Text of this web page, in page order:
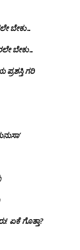
ಬೇಕು…
ಬೇಕು…
ಪ್ರಶಸ್ತಿ ಗರಿ
ಏಕೆ ಗೊತ್ತಾ?